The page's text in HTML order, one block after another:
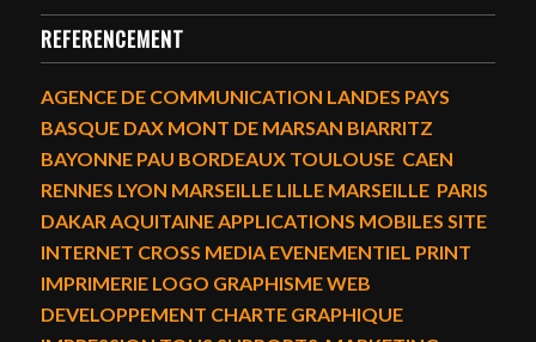
REFERENCEMENT
AGENCE DE COMMUNICATION LANDES PAYS
BASQUE DAX MONT DE MARSAN BIARRITZ
BAYONNE PAU BORDEAUX TOULOUSE CAEN
RENNES LYON MARSEILLE LILLE MARSEILLE PARIS
DAKAR AQUITAINE APPLICATIONS MOBILES SITE
INTERNET CROSS MEDIA EVENEMENTIEL PRINT
IMPRIMERIE LOGO GRAPHISME WEB
DEVELOPPEMENT CHARTE GRAPHIQUE